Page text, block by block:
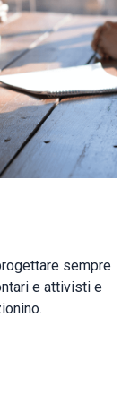
sempre
e attivisti e